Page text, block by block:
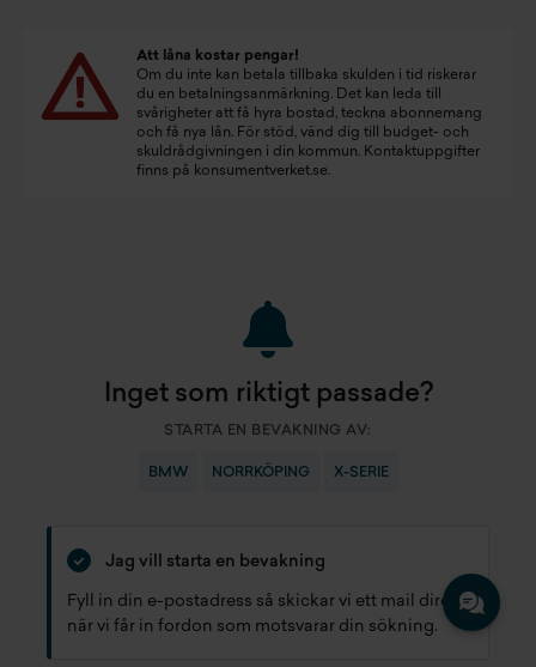
Att låna kostar pengar!
Om du inte kan betala tillbaka skulden i tid riskerar
du en betalningsanmärkning. Det kan leda till
svårigheter att få hyra bostad, teckna abonnemang
och få nya lån. För stöd, vänd dig till budget- och
skuldrådgivningen i din kommun. Kontaktuppgifter
finns på konsumentverket.se.
Inget som riktigt passade?
STARTA EN BEVAKNING AV:
BMW NORRKÖPING X-SERIE
Jag vill starta en bevakning
Fyll in din e-postadress så skickar vi ett mail direkt
när vi får in fordon som motsvarar din sökning.